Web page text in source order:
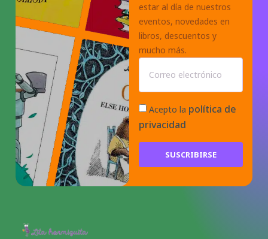
estar al día de nuestros
eventos, novedades en
libros, descuentos y
mucho más.
Acepto la política de
privacidad
SUSCRIBIRSE